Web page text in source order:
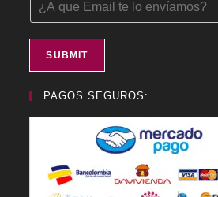
SUBMIT
PAGOS SEGUROS: